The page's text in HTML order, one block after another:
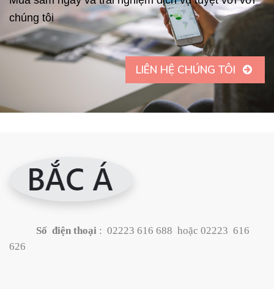
chúng tôi
LIÊN HỆ CHÚNG TÔI
Số điện thoại : 02223 616 688 hoặc 02223 616
626